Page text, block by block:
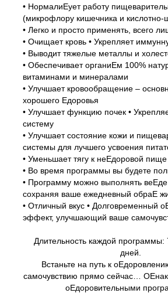
• НормалиЕует работу
(микрофлору кишечника и
• Легко и просто применять, всего
• Очищает кровь • Укрепляет
• Выводит тяжелые металлы и
• Обеспечивает органиЕм 100%
витаминами и минералами
• Улучшает кровообращение –
хорошего Едоровья
• Улучшает функцию почек •
систему
• Улучшает состояние кожи и
системы для лучшего усвоения
• Уменьшает тягу к неЕдоровой пище
• Во время программы вы будете
• Программу можно выполнять
сохраняя ваше ежедневный обраЕ
• Отличный вкус • Долговременный
эффект, улучшающий ваше
Длительность каждой
дней.
Встаньте на путь к
самочувствию прямо сейчас…
оЕдоровительными